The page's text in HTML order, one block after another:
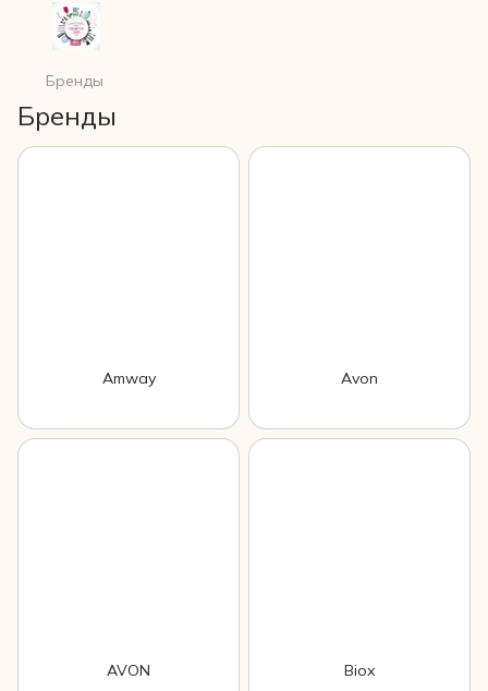
Бренды
Бренды
Amway Avon
AVON Biox